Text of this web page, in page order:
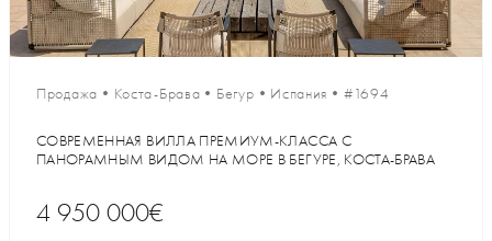
Продажа • Коста-Брава • Бегур • Испания • #1694
СОВРЕМЕННАЯ ВИЛЛА ПРЕМИУМ-КЛАССА С
ПАНОРАМНЫМ ВИДОМ НА МОРЕ В БЕГУРЕ, КОСТА-БРАВА
4 950 000€